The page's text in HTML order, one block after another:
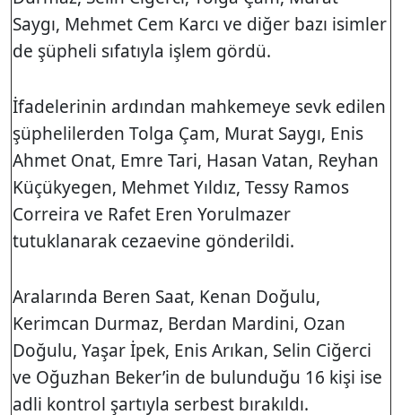
Saygı, Mehmet Cem Karcı ve diğer bazı isimler
de şüpheli sıfatıyla işlem gördü.
İfadelerinin ardından mahkemeye sevk edilen
şüphelilerden Tolga Çam, Murat Saygı, Enis
Ahmet Onat, Emre Tari, Hasan Vatan, Reyhan
Küçükyegen, Mehmet Yıldız, Tessy Ramos
Correira ve Rafet Eren Yorulmazer
tutuklanarak cezaevine gönderildi.
Aralarında Beren Saat, Kenan Doğulu,
Kerimcan Durmaz, Berdan Mardini, Ozan
Doğulu, Yaşar İpek, Enis Arıkan, Selin Ciğerci
ve Oğuzhan Beker’in de bulunduğu 16 kişi ise
adli kontrol şartıyla serbest bırakıldı.